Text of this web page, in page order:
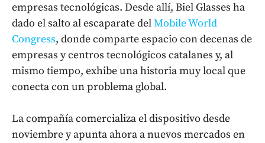
empresas tecnológicas. Desde allí, Biel Glasses ha
dado el salto al escaparate delMobile World
Congress, donde comparte espacio con decenas de
empresas y centros tecnológicos catalanes y, al
mismo tiempo, exhibe una historia muy local que
conecta con un problema global.
La compañía comercializa el dispositivo desde
noviembre y apunta ahora a nuevos mercados en